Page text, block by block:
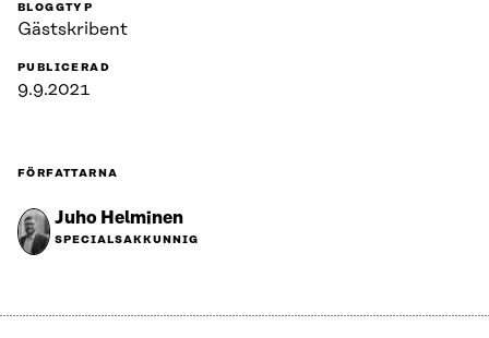
BLOGGTYP
Gästskribent
PUBLICERAD
9.9.2021
FÖRFATTARNA
Juho Helminen
SPECIALSAKKUNNIG